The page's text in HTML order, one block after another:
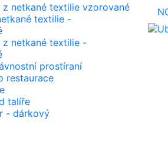
z netkané textilie vzorované
textilie -
z netkané textilie -
prostíraní
restaurace
talíře
- dárkový